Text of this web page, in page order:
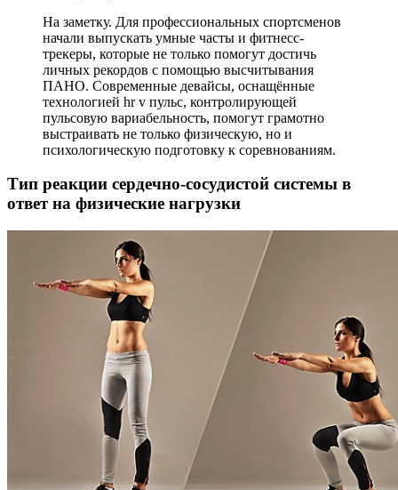
На заметку. Для профессиональных спортсменов
начали выпускать умные часты и фитнесс-
трекеры, которые не только помогут достичь
личных рекордов с помощью высчитывания
ПАНО. Современные девайсы, оснащённые
технологией hr v пульс, контролирующей
пульсовую вариабельность, помогут грамотно
выстраивать не только физическую, но и
психологическую подготовку к соревнованиям.
Тип реакции сердечно-сосудистой системы в
ответ на физические нагрузки